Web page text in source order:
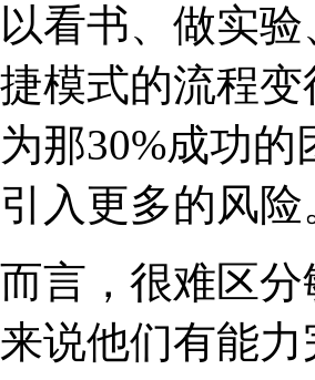
看书、做实
模式的流程
那30%成功
入更多的风险
，很难区分
说他们有能